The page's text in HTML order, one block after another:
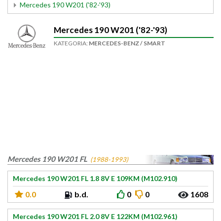
Mercedes 190 W201 ('82-'93)
Mercedes 190 W201 ('82-'93)
KATEGORIA: MERCEDES-BENZ / SMART
Mercedes 190 W201 FL (1988-1993)
Mercedes 190 W201 FL 1.8 8V E 109KM (M102.910)
0.0 b.d. 0 0 1608
Mercedes 190 W201 FL 2.0 8V E 122KM (M102.961)